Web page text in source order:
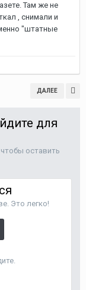
Там же не
, снимали и
"штатные
ДАЛЕЕ
для
оставить
Это легко!